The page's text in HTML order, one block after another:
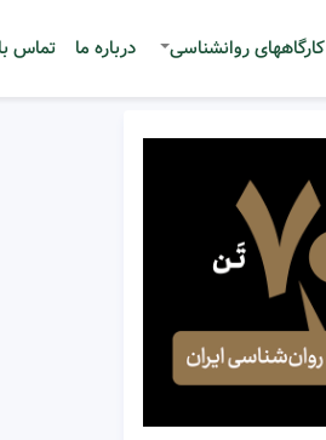
کارگاههای روانشناسی درباره ما تماس